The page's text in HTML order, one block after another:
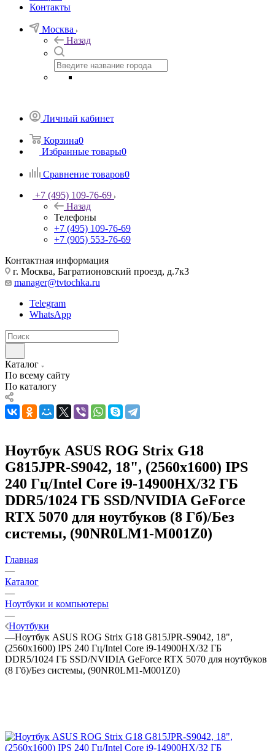
Контакты
Москва
Назад
Личный кабинет
Корзина0
Избранные товары0
Сравнение товаров0
+7 (495) 109-76-69
Назад
Телефоны
+7 (495) 109-76-69
+7 (905) 553-76-69
Контактная информация
г. Москва, Багратионовский проезд, д.7к3
manager@tvtochka.ru
Telegram
WhatsApp
Каталог
По всему сайту
По каталогу
Ноутбук ASUS ROG Strix G18
G815JPR-S9042, 18", (2560x1600) IPS
240 Гц/Intel Core i9-14900HX/32 ГБ
DDR5/1024 ГБ SSD/NVIDIA GeForce
RTX 5070 для ноутбуков (8 Гб)/Без
системы, (90NR0LM1-M001Z0)
Главная
—
Каталог
—
Ноутбуки и компьютеры
—
Ноутбуки
—Ноутбук ASUS ROG Strix G18 G815JPR-S9042, 18",
(2560x1600) IPS 240 Гц/Intel Core i9-14900HX/32 ГБ
DDR5/1024 ГБ SSD/NVIDIA GeForce RTX 5070 для ноутбуков
(8 Гб)/Без системы, (90NR0LM1-M001Z0)